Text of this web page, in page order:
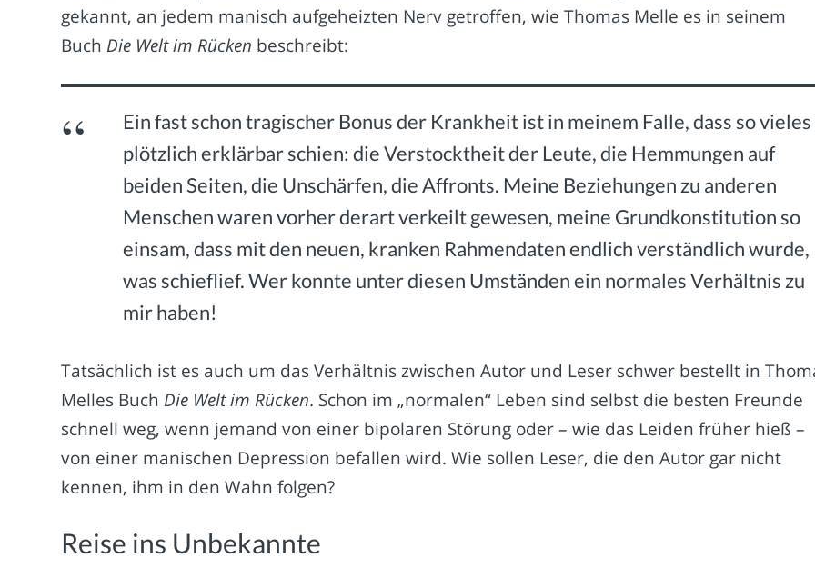
gekannt, an jedem manisch aufgeheizten Nerv getroffen, wie Thomas Melle es in seinem
Buch Die Welt im Rücken beschreibt:
Ein fast schon tragischer Bonus der Krankheit ist in meinem Falle, dass so vieles
plötzlich erklärbar schien: die Verstocktheit der Leute, die Hemmungen auf
beiden Seiten, die Unschärfen, die Affronts. Meine Beziehungen zu anderen
Menschen waren vorher derart verkeilt gewesen, meine Grundkonstitution so
einsam, dass mit den neuen, kranken Rahmendaten endlich verständlich wurde,
was schieflief. Wer konnte unter diesen Umständen ein normales Verhältnis zu
mir haben!
Tatsächlich ist es auch um das Verhältnis zwischen Autor und Leser schwer bestellt in
Melles Buch Die Welt im Rücken. Schon im „normalen“ Leben sind selbst die besten Freunde
schnell weg, wenn jemand von einer bipolaren Störung oder – wie das Leiden früher hieß –
von einer manischen Depression befallen wird. Wie sollen Leser, die den Autor gar nicht
kennen, ihm in den Wahn folgen?
Reise ins Unbekannte